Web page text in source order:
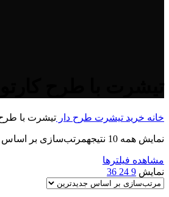
خانه خرید تیشرت طرح دار تیشرت با
نمایش همه 10 نتیجه مرتب‌سازی بر اساس
مشاهده فیلترها
نمایش 9
24
36